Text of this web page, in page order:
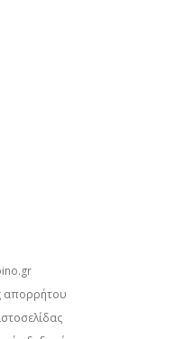
απορρήτου